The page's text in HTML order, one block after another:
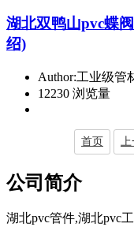
湖北双鸭山pvc蝶
绍)
Author:工业级管
12230 浏览量
首页
公司简介
湖北pvc管件,湖北pvc